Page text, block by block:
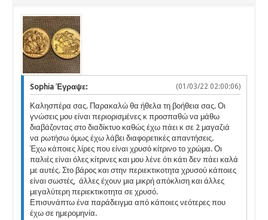
(01/03/22 02:00:06)
Sophia Έγραψε:
Καλησπέρα σας. Παρακαλώ θα ήθελα τη βοήθεια σας. Οι
γνώσεις μου είναι περιορισμένες κ προσπαθώ να μάθω
διαβάζοντας στο διαδίκτυο καθώς έχω πάει κ σε 2 μαγαζιά
να ρωτήσω όμως έχω λάβει διαφορετικές απαντήσεις.
Έχω κάποιες λίρες που είναι χρυσό κίτρινο το χρώμα. Οι
παλιές είναι όλες κίτρινες και μου λένε ότι κάτι δεν πάει καλά
με αυτές. Στο βάρος και στην περιεκτικοτητα χρυσού κάποιες
είναι σωστές, άλλες έχουν μια μικρή απόκλιση και άλλες
μεγαλύτερη περιεκτικοτητα σε χρυσό.
Επισυνάπτω ένα παράδειγμα από κάποιες νεότερες που
έχω σε ημερομηνία.